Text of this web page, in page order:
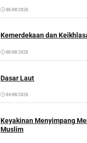
06/08/2026
Kemerdekaan dan
06/08/2026
Dasar Laut
04/08/2026
Keyakinan Menyimpang
Muslim